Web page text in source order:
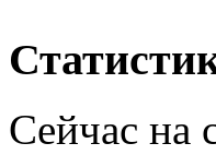
Сейчас на